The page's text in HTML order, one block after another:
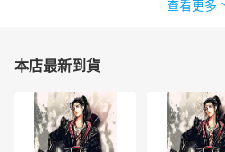
查看更多
本店最新到貨